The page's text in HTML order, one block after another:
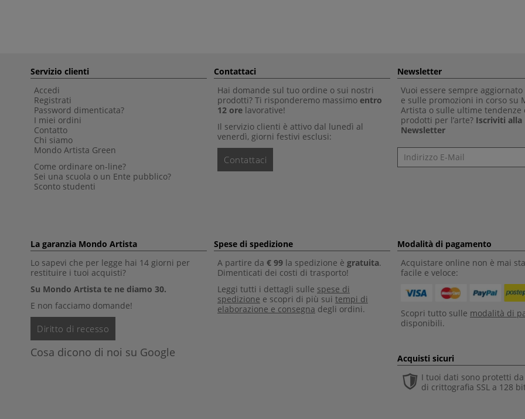
Servizio clienti
Accedi
Registrati
Password dimenticata?
I miei ordini
Contatto
Chi siamo
Mondo Artista Green
Come ordinare on-line?
Sei una scuola o un Ente pubblico?
Sconto studenti
Contattaci
Hai domande sul tuo ordine o sui nostri
prodotti? Ti risponderemo massimo entro
12 ore lavorative!
Il servizio clienti è attivo dal lunedì al
venerdì, giorni festivi esclusi:
Contattaci
Newsletter
Vuoi essere sempre
e sulle promozioni in corso su
Artista o sulle ultime tendenze
prodotti per l’arte? Iscriviti alla
Newsletter
Newsletter
La garanzia Mondo Artista
Lo sapevi che per legge hai 14 giorni per
restituire i tuoi acquisti?
Su Mondo Artista te ne diamo 30.
E non facciamo domande!
Diritto di recesso
Cosa dicono di noi su Google
Spese di spedizione
A partire da € 99 la spedizione è gratuita.
Dimenticati dei costi di trasporto!
Leggi tutti i dettagli sulle spese di
spedizione e scopri di più sui tempi di
elaborazione e consegna degli ordini.
Modalità di pagamento
Acquistare online non è mai
facile e veloce:
Scopri tutto sulle modalità di
disponibili.
Acquisti sicuri
I tuoi dati sono protetti
di crittografia SSL a 128